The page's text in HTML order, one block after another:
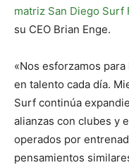
matriz San Diego Surf
su CEO Brian Enge.
«Nos esforzamos
en talento cada día.
Surf continúa
alianzas con clubes y
operados por
pensamientos